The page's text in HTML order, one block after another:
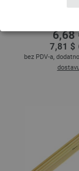
5 igala
6,68
7,81 $
bez PDV-a, dodatno